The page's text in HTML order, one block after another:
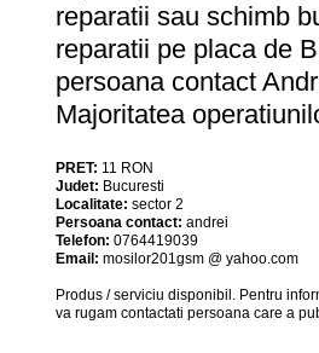
reparatii sau schimb
reparatii pe placa de
persoana contact
Majoritatea
PRET: 11 RON
Judet: Bucuresti
Localitate: sector 2
Persoana contact: andrei
Telefon: 0764419039
Email: mosilor201gsm @ yahoo.com
Produs / serviciu disponibil . Pentru
va rugam contactati persoana care a